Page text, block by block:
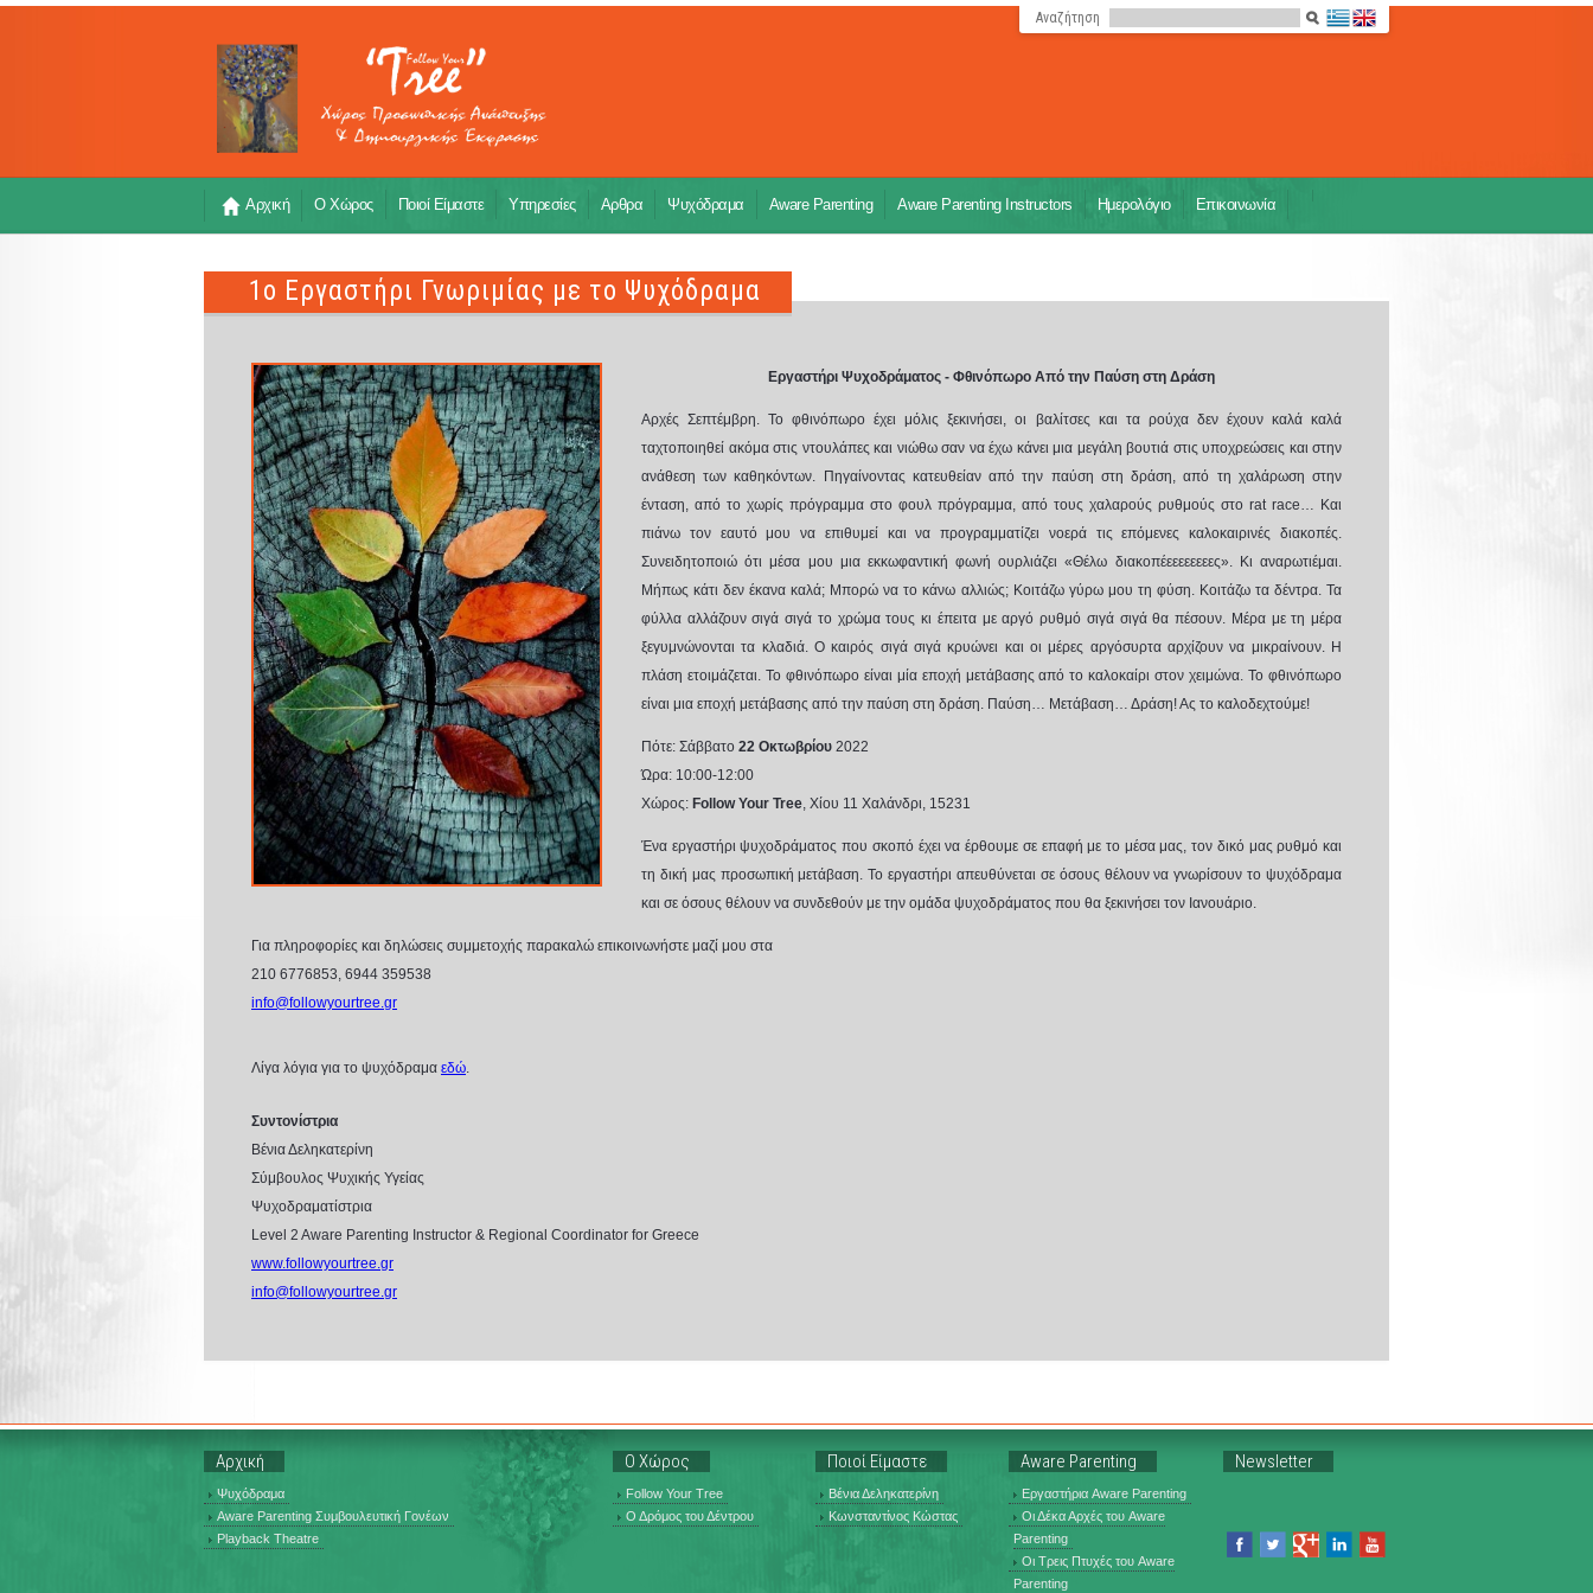
Αναζήτηση
Αρχική Ο Χώρος Ποιοί Είμαστε Υπηρεσίες Αρθρα Ψυχόδραμα Aware Parenting Aware Parenting Instructors Ημερολόγιο Επικοινωνία
1ο Εργαστήρι Γνωριμίας με το Ψυχόδραμα
Εργαστήρι Ψυχοδράματος - Φθινόπωρο Από την Παύση στη Δράση
Αρχές Σεπτέμβρη. Το φθινόπωρο έχει μόλις ξεκινήσει, οι βαλίτσες και τα ρούχα δεν έχουν καλά καλά
ταχτοποιηθεί ακόμα στις ντουλάπες και νιώθω σαν να έχω κάνει μια μεγάλη βουτιά στις υποχρεώσεις και στην
ανάθεση των καθηκόντων. Πηγαίνοντας κατευθείαν από την παύση στη δράση, από τη χαλάρωση στην
ένταση, από το χωρίς πρόγραμμα στο φουλ πρόγραμμα, από τους χαλαρούς ρυθμούς στο rat race… Και
πιάνω τον εαυτό μου να επιθυμεί και να προγραμματίζει νοερά τις επόμενες καλοκαιρινές διακοπές.
Συνειδητοποιώ ότι μέσα μου μια εκκωφαντική φωνή ουρλιάζει «Θέλω διακοπέεεεεεεεες». Κι αναρωτιέμαι.
Μήπως κάτι δεν έκανα καλά; Μπορώ να το κάνω αλλιώς; Κοιτάζω γύρω μου τη φύση. Κοιτάζω τα δέντρα. Τα
φύλλα αλλάζουν σιγά σιγά το χρώμα τους κι έπειτα με αργό ρυθμό σιγά σιγά θα πέσουν. Μέρα με τη μέρα
ξεγυμνώνονται τα κλαδιά. Ο καιρός σιγά σιγά κρυώνει και οι μέρες αργόσυρτα αρχίζουν να μικραίνουν. Η
πλάση ετοιμάζεται. Το φθινόπωρο είναι μία εποχή μετάβασης από το καλοκαίρι στον χειμώνα. Το φθινόπωρο
είναι μια εποχή μετάβασης από την παύση στη δράση. Παύση… Μετάβαση… Δράση! Ας το καλοδεχτούμε!
Πότε: Σάββατο 22 Οκτωβρίου 2022
Ώρα: 10:00-12:00
Χώρος: Follow Your Tree, Χίου 11 Χαλάνδρι, 15231
Ένα εργαστήρι ψυχοδράματος που σκοπό έχει να έρθουμε σε επαφή με το μέσα μας, τον δικό μας ρυθμό και
τη δική μας προσωπική μετάβαση.Το εργαστήρι απευθύνεται σε όσους θέλουν να γνωρίσουν το ψυχόδραμα
και σε όσους θέλουν να συνδεθούν με την ομάδα ψυχοδράματος που θα ξεκινήσει τον Ιανουάριο.
Για πληροφορίες και δηλώσεις συμμετοχής παρακαλώ επικοινωνήστε μαζί μου στα
210 6776853, 6944 359538
info@followyourtree.gr
Λίγα λόγια για το ψυχόδραμα εδώ.
Συντονίστρια
Βένια Δεληκατερίνη
Σύμβουλος Ψυχικής Υγείας
Ψυχοδραματίστρια
Level 2 Aware Parenting Instructor & Regional Coordinator for Greece
www.followyourtree.gr
info@followyourtree.gr
Αρχική
Ψυχόδραμα
Aware Parenting Συμβουλευτική Γονέων
Playback Theatre
Ο Χώρος
Follow Your Tree
Ο Δρόμος του Δέντρου
Ποιοί Είμαστε
Βένια Δεληκατερίνη
Κωνσταντίνος Κώστας
Aware Parenting
Εργαστήρια Aware Parenting
Οι Δέκα Αρχές του Aware
Parenting
Οι Τρεις Πτυχές του Aware
Parenting
Newsletter